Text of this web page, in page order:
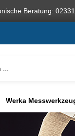
Beratung:
Werka